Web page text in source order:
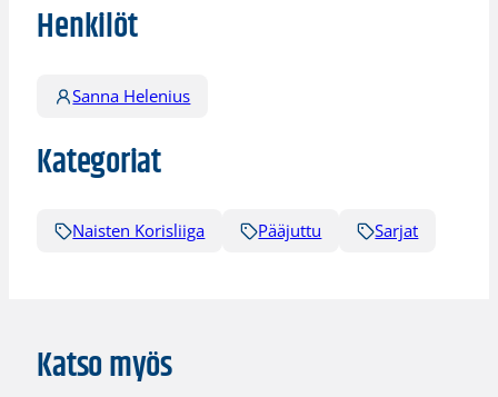
Henkilöt
Sanna Helenius
Kategoriat
Naisten Korisliiga Pääjuttu Sarjat
Katso myös